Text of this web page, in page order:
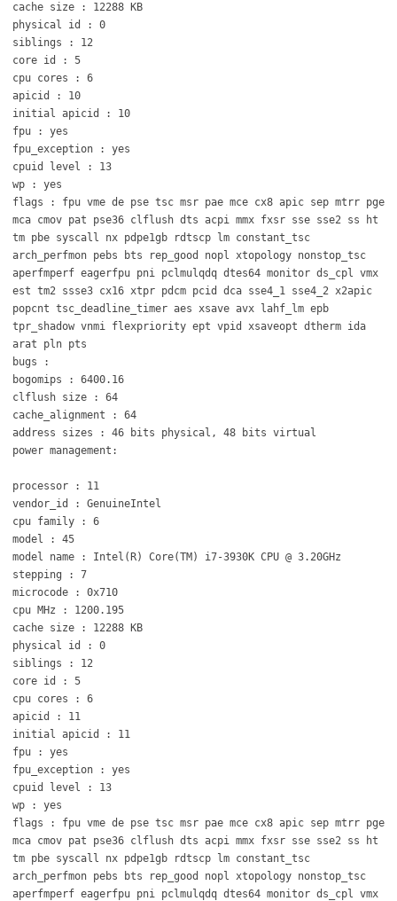
cache size : 12288 KB
physical id : 0
siblings : 12
core id : 5
cpu cores : 6
apicid : 10
initial apicid : 10
fpu : yes
fpu_exception : yes
cpuid level : 13
wp : yes
flags : fpu vme de pse tsc msr pae mce cx8 apic sep mtrr pge
mca cmov pat pse36 clflush dts acpi mmx fxsr sse sse2 ss ht
tm pbe syscall nx pdpe1gb rdtscp lm constant_tsc
arch_perfmon pebs bts rep_good nopl xtopology nonstop_tsc
aperfmperf eagerfpu pni pclmulqdq dtes64 monitor ds_cpl vmx
est tm2 ssse3 cx16 xtpr pdcm pcid dca sse4_1 sse4_2 x2apic
popcnt tsc_deadline_timer aes xsave avx lahf_lm epb
tpr_shadow vnmi flexpriority ept vpid xsaveopt dtherm ida
arat pln pts
bugs :
bogomips : 6400.16
clflush size : 64
cache_alignment : 64
address sizes : 46 bits physical, 48 bits virtual
power management:
processor : 11
vendor_id : GenuineIntel
cpu family : 6
model : 45
model name : Intel(R) Core(TM) i7-3930K CPU @ 3.20GHz
stepping : 7
microcode : 0x710
cpu MHz : 1200.195
cache size : 12288 KB
physical id : 0
siblings : 12
core id : 5
cpu cores : 6
apicid : 11
initial apicid : 11
fpu : yes
fpu_exception : yes
cpuid level : 13
wp : yes
flags : fpu vme de pse tsc msr pae mce cx8 apic sep mtrr pge
mca cmov pat pse36 clflush dts acpi mmx fxsr sse sse2 ss ht
tm pbe syscall nx pdpe1gb rdtscp lm constant_tsc
arch_perfmon pebs bts rep_good nopl xtopology nonstop_tsc
aperfmperf eagerfpu pni pclmulqdq dtes64 monitor ds_cpl vmx